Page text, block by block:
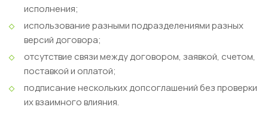
исполнения;
использование разными подразделениями разных
версий договора;
отсутствие связи между договором, заявкой, счетом,
поставкой и оплатой;
подписание нескольких допсоглашений без проверки
их взаимного влияния.